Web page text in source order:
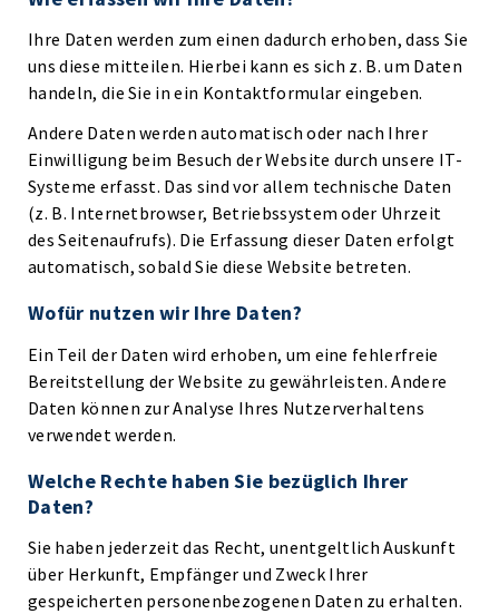
Ihre Daten werden zum einen dadurch erhoben, dass Sie
uns diese mitteilen. Hierbei kann es sich z. B. um Daten
handeln, die Sie in ein Kontaktformular eingeben.
Andere Daten werden automatisch oder nach Ihrer
Einwilligung beim Besuch der Website durch unsere IT-
Systeme erfasst. Das sind vor allem technische Daten
(z. B. Internetbrowser, Betriebssystem oder Uhrzeit
des Seitenaufrufs). Die Erfassung dieser Daten erfolgt
automatisch, sobald Sie diese Website betreten.
Wofür nutzen wir Ihre Daten?
Ein Teil der Daten wird erhoben, um eine fehlerfreie
Bereitstellung der Website zu gewährleisten. Andere
Daten können zur Analyse Ihres Nutzerverhaltens
verwendet werden.
Welche Rechte haben Sie bezüglich Ihrer
Daten?
Sie haben jederzeit das Recht, unentgeltlich Auskunft
über Herkunft, Empfänger und Zweck Ihrer
gespeicherten personenbezogenen Daten zu erhalten.